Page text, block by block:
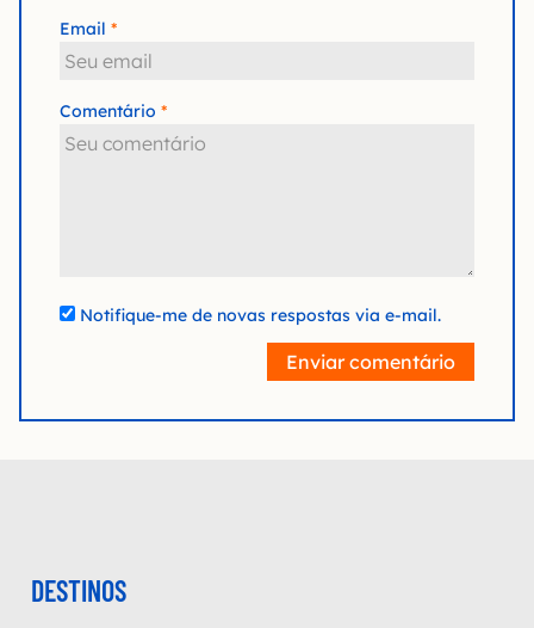
Email
Comentário
Notifique-me de novas respostas via e-mail.
Enviar comentário
DESTINOS